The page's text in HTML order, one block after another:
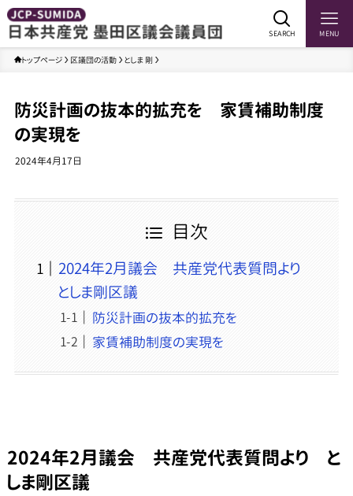
SEARCH MENU
トップページ 区議団の活動 としま 剛
防災計画の抜本的拡充を 家賃補助制度
の実現を
2024年4月17日
目次
2024年2月議会 共産党代表質問より
としま剛区議
防災計画の抜本的拡充を
家賃補助制度の実現を
2024年2月議会 共産党代表質問より と
しま剛区議